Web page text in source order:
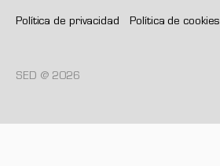
Política de privacidad Política de cookies
SED @ 2026